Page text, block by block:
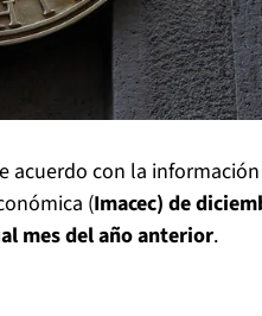
acuerdo con la información
(Imacec) de
mes del año anterior.